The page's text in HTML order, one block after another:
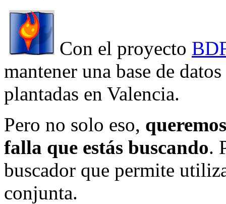
Con el proyecto
mantener una base de
plantadas en Valencia.
Pero no solo eso,
falla que estás buscando.
buscador que permite
conjunta.